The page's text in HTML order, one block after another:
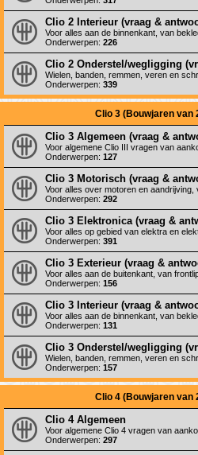
Clio 2 Interieur (vraag &
Voor alles aan de binnenkant, van
Onderwerpen: 226
Clio 2 Onderstel/wegligging
Wielen, banden, remmen, veren en
Onderwerpen: 339
Clio 3 (Bouwjaren van
Clio 3 Algemeen (vraag &
Voor algemene Clio III vragen van
Onderwerpen: 127
Clio 3 Motorisch (vraag &
Voor alles over motoren en aandrijving,
Onderwerpen: 292
Clio 3 Elektronica (vraag &
Voor alles op gebied van elektra en
Onderwerpen: 391
Clio 3 Exterieur (vraag &
Voor alles aan de buitenkant, van
Onderwerpen: 156
Clio 3 Interieur (vraag &
Voor alles aan de binnenkant, van
Onderwerpen: 131
Clio 3 Onderstel/wegligging
Wielen, banden, remmen, veren en
Onderwerpen: 157
Clio 4 (Bouwjaren van
Clio 4 Algemeen
Voor algemene Clio 4 vragen van
Onderwerpen: 297